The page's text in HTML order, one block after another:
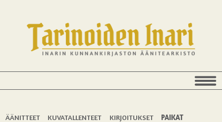
ÄÄNITTEET KUVATALLENTEET KIRJOITUKSET
PAIKAT